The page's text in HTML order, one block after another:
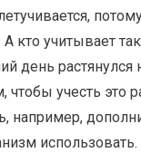
кто учитывает
день
чтобы учесть это
например,
использовать.